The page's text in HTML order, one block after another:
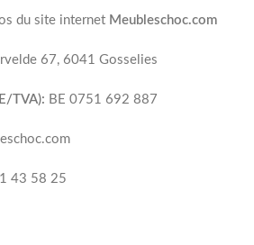
du site internet Meubleschoc.com
67, 6041 Gosselies
TVA): BE 0751 692 887
43 58 25